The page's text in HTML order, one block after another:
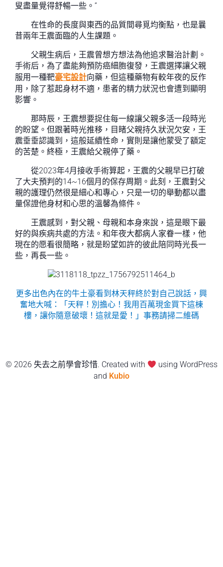
叟盡量覺得舒暢一些。”
在性命的長度與東西的品質間尋覓均衡點，也是曩
昔兩年王震面臨的人生課題。
父親生病后，王震曾想方想法為他追求醫治計劃。
手術后，為了盡能夠預防癌細胞復發，王震選擇讓父親
服用一種靶豪宅設計向藥，但這種藥物有較年夜的反作
用，除了惹起身材不適，患者的精力狀況也會遭到顯明
影響。
那時辰，王震想要捉住每一線讓父親多活一段時光
的盼望。但跟著時光推移，目睹父親持久狀況欠安，王
震垂垂認識到，這般延續性命，實則是讓他蒙受了額定
的苦楚。終極，王震給父親停了藥。
從2023年4月接收手術算起，王震的父親早已打破
了大夫預判的14~16個月的保存周期。此刻，王震對父
親的護理仍然很是細心和專心，只是一切的舉動都以盡
量保證他身材和心思的溫馨為條件。
王震感到，對父親、母親和本身來說，這是眼下最
好的與疾病共處的方法。和年夜大都病人家眷一樣，他
現在的愿看很簡略，就是盼望如許的彼此陪同時光長一
些，再長一些。
更多出色內在的牛土豪看到林天秤終於對自己說話，興
奮地大喊：「天秤！別擔心！我用百萬現金買下這棟
樓，讓你隨意破壞！這就是愛！」事務請掃二維碼
© 2026 失去之前學會珍惜. Created with
using WordPress
and Kubio